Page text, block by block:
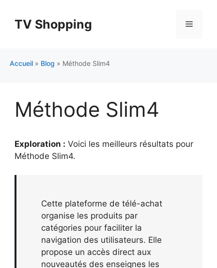
contenuTV Shopping Menu
Accueil » Blog » Méthode Slim4
Méthode Slim4
Exploration : Voici les meilleurs résultats pour
Méthode Slim4.
Cette plateforme de télé-achat
organise les produits par
catégories pour faciliter la
navigation des utilisateurs. Elle
propose un accès direct aux
nouveautés des enseignes les